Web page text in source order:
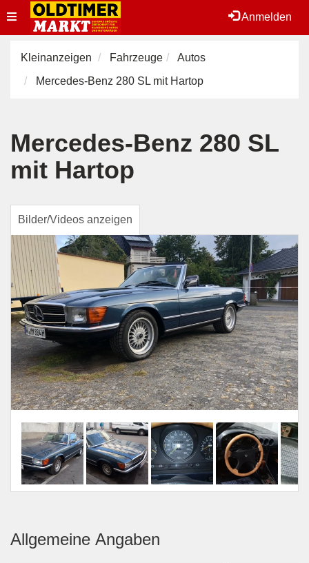
Anmelden
Toggle
navigation
Kleinanzeigen Fahrzeuge
Autos
Mercedes-Benz 280 SL mit Hartop
Mercedes-Benz 280 SL
mit Hartop
Bilder/Videos anzeigen
Allgemeine Angaben